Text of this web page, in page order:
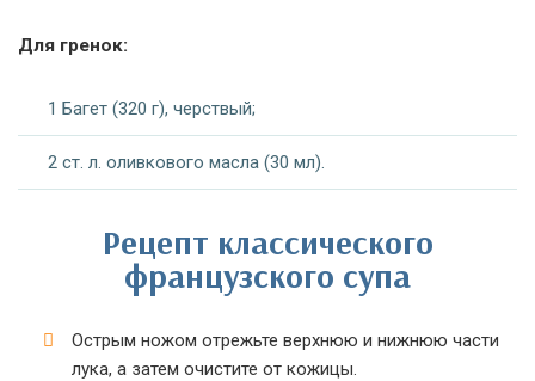
Для гренок:
1 Багет (320 г), черствый;
2 ст. л. оливкового масла (30 мл).
Рецепт классического
французского супа
Острым ножом отрежьте верхнюю и нижнюю части
лука, а затем очистите от кожицы.